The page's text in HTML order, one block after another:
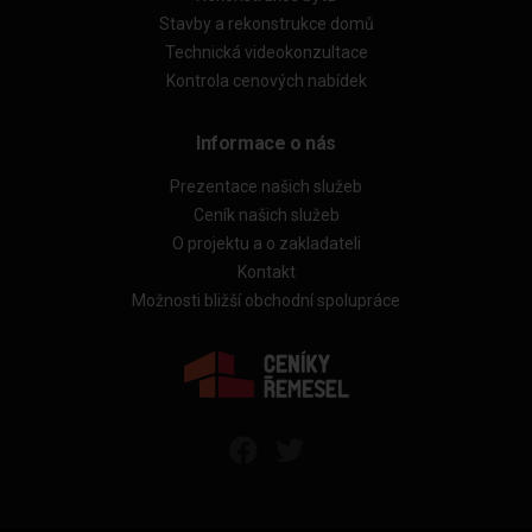
Stavby a rekonstrukce domů
Technická videokonzultace
Kontrola cenových nabídek
Informace o nás
Prezentace našich služeb
Ceník našich služeb
O projektu a o zakladateli
Kontakt
Možnosti bližší obchodní spolupráce